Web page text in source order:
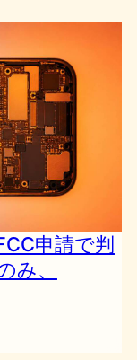
申請で判
み、